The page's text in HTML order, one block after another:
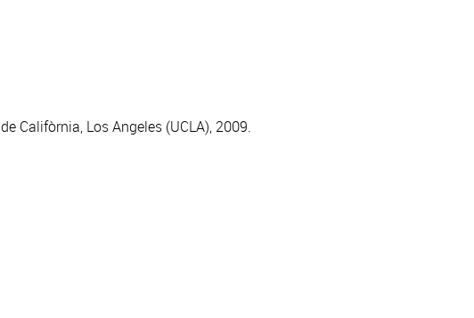
Califòrnia, Los Angeles (UCLA), 2009.